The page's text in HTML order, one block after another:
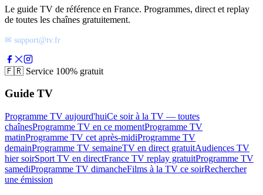
Le guide TV de référence en France. Programmes, direct et replay
de toutes les chaînes gratuitement.
✉ support@tv.fr
🇫🇷 Service 100% gratuit
Guide TV
Programme TV aujourd'huiCe soir à la TV — toutes
chaînesProgramme TV en ce momentProgramme TV
matinProgramme TV cet après-midiProgramme TV
demainProgramme TV semaineTV en direct gratuitAudiences TV
hier soirSport TV en directFrance TV replay gratuitProgramme TV
samediProgramme TV dimancheFilms à la TV ce soirRechercher
une émission